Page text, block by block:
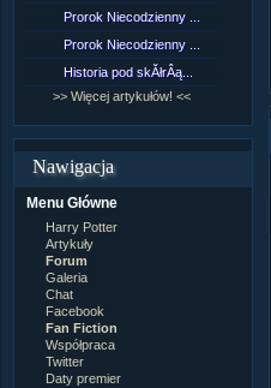
Lord Voldemort
Lucjusz Malfoy
Luna Lovegood
Minerwa MacGonagall
Neville Longbottom
Nimfadora Tonks
Ron Weasley
Rose Weasley
Rowena Ravenclaw
Salazar Slytherin
Scorpius Malfoy
Severus Snape
Syriusz Black
Teddy Lupin
wÂłasna postaĂŚ
Prorok Niecodzienny ...
Prorok Niecodzienny ...
Historia pod skĂłrÂą...
>> Więcej artykułów! <<
Nawigacja
Menu Główne
Harry Potter
Artykuły
Forum
Galeria
Chat
Facebook
Fan Fiction
Współpraca
Twitter
Daty premier